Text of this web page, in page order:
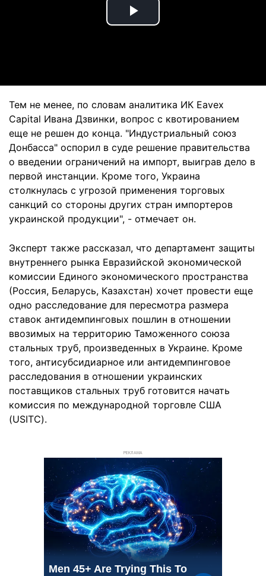
Play
Тем не менее, по словам аналитика ИК Eavex
Capital Ивана Дзвинки, вопрос с квотированием
еще не решен до конца. "Индустриальный союз
Донбасса" оспорил в суде решение правительства
о введении ограничений на импорт, выиграв дело в
первой инстанции. Кроме того, Украина
столкнулась с угрозой применения торговых
санкций со стороны других стран импортеров
украинской продукции", - отмечает он.
Эксперт также рассказал, что департамент защиты
внутреннего рынка Евразийской экономической
комиссии Единого экономического пространства
(Россия, Беларусь, Казахстан) хочет провести еще
одно расследование для пересмотра размера
ставок антидемпинговых пошлин в отношении
ввозимых на территорию Таможенного союза
стальных труб, произведенных в Украине. Кроме
того, антисубсидиарное или антидемпинговое
расследования в отношении украинских
поставщиков стальных труб готовится начать
комиссия по международной торговле США
(USITC).
РЕКЛАМА